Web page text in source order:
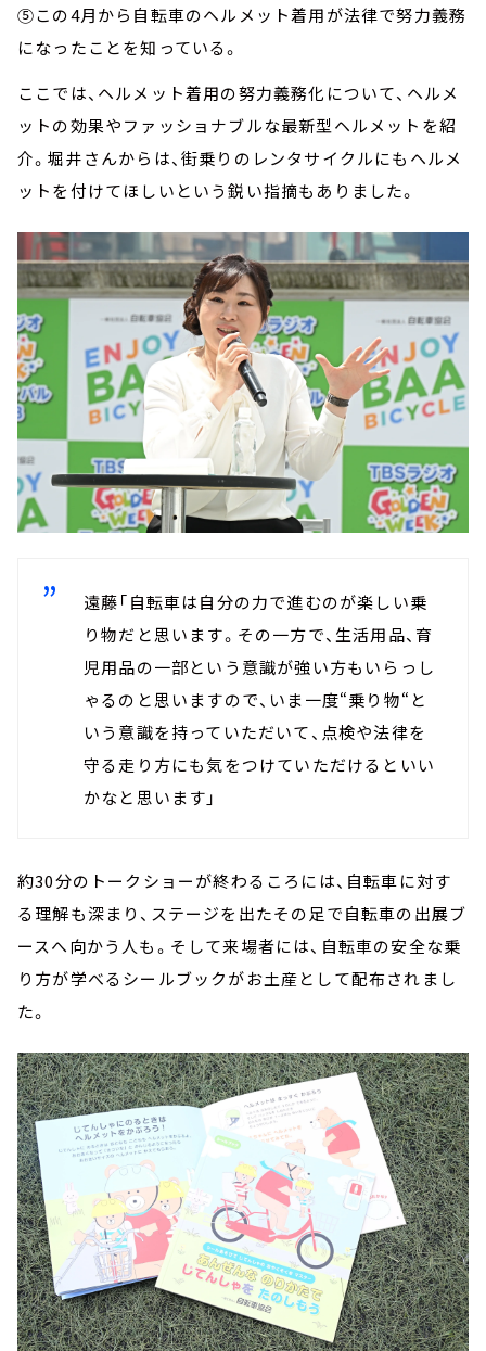
⑤この4月から自転車のヘルメット着用が法律で努力義務
になったことを知っている。
ここでは、ヘルメット着用の努力義務化について、ヘルメ
ットの効果やファッショナブルな最新型ヘルメットを紹
介。堀井さんからは、街乗りのレンタサイクルにもヘルメ
ットを付けてほしいという鋭い指摘もありました。
遠藤「自転車は自分の力で進むのが楽しい乗
り物だと思います。その一方で、生活用品、育
児用品の一部という意識が強い方もいらっし
ゃるのと思いますので、いま一度“乗り物“と
いう意識を持っていただいて、点検や法律を
守る走り方にも気をつけていただけるといい
かなと思います」
約30分のトークショーが終わるころには、自転車に対す
る理解も深まり、ステージを出たその足で自転車の出展ブ
ースへ向かう人も。そして来場者には、自転車の安全な乗
り方が学べるシールブックがお土産として配布されまし
た。